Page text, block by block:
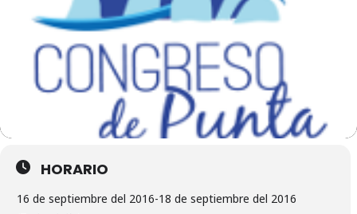
HORARIO
16 de septiembre del 2016-18 de septiembre del 2016